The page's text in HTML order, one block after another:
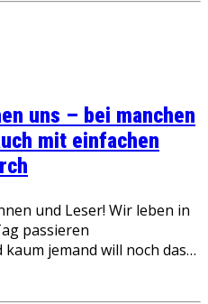
uns – bei manchen
mit einfachen
und Leser! Wir leben in
passieren
jemand will noch das…